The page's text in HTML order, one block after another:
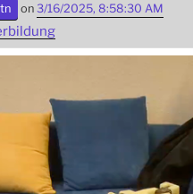
on 3/16/2025, 8:58:30 AM